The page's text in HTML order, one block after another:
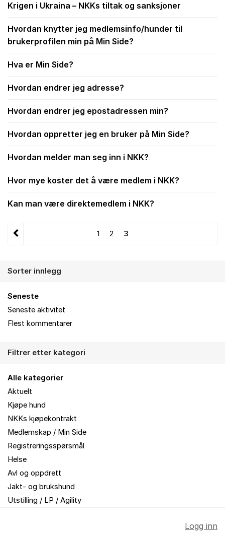
Krigen i Ukraina – NKKs tiltak og sanksjoner
Hvordan knytter jeg medlemsinfo/hunder til
brukerprofilen min på Min Side?
Hva er Min Side?
Hvordan endrer jeg adresse?
Hvordan endrer jeg epostadressen min?
Hvordan oppretter jeg en bruker på Min Side?
Hvordan melder man seg inn i NKK?
Hvor mye koster det å være medlem i NKK?
Kan man være direktemedlem i NKK?
1 2 3
Sorter innlegg
Seneste
Seneste aktivitet
Flest kommentarer
Filtrer etter kategori
Alle kategorier
Aktuelt
Kjøpe hund
NKKs kjøpekontrakt
Medlemskap / Min Side
Registreringsspørsmål
Helse
Avl og oppdrett
Jakt- og brukshund
Utstilling / LP / Agility
Logg inn